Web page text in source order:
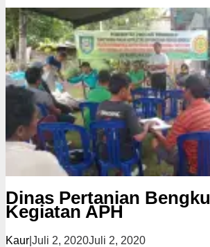
e
d
a
k
s
i
Dinas Pertanian
Kegiatan APH
Kaur| Juli 2, 2020Juli 2, 2020o